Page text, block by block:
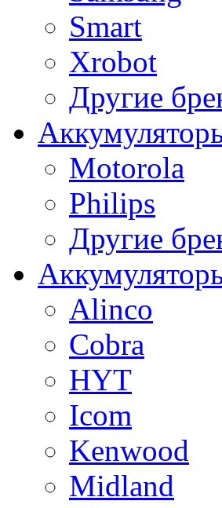
Smart
Xrobot
Другие
Motorola
Philips
Другие
Alinco
Cobra
HYT
Icom
Kenwood
Midland